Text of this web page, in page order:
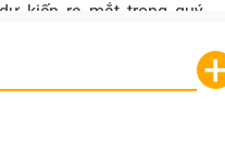
kiến ra mắt trong quý